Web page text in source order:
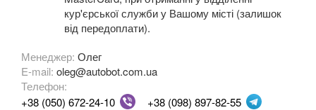
Duster (FE, HS)
Fluence (L3, B3)
Espace IV (JK0)
кур'єрської служби у Вашому місті (залишок
від передоплати).
Менеджер: Олег
E-mail: oleg@autobot.com.ua
Телефон:
+38 (050) 672-24-10
+38 (098) 897-82-55